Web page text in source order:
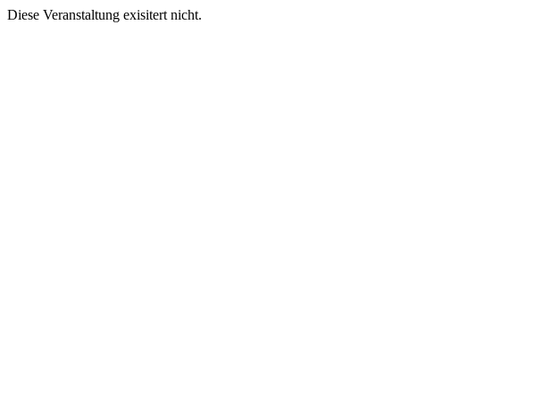
Diese Veranstaltung exisitert nicht.